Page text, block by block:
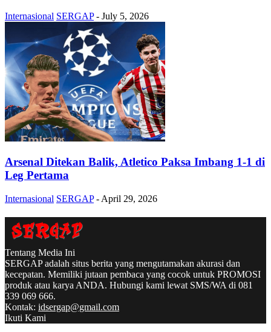
Internasional SERGAP - July 5, 2026
Arsenal Ditekan Balik, Atletico Paksa Imbang 1-1 di
Leg Pertama
Internasional SERGAP - April 29, 2026
Tentang Media Ini
SERGAP adalah situs berita yang mengutamakan akurasi dan
kecepatan. Memiliki jutaan pembaca yang cocok untuk PROMOSI
produk atau karya ANDA. Hubungi kami lewat SMS/WA di 081
339 069 666.
Kontak: idsergap@gmail.com
Ikuti Kami